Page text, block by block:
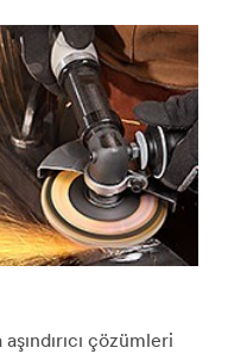
çözümleri